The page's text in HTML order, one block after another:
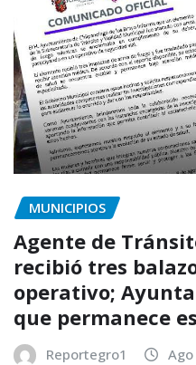
MUNICIPIOS
Agente de
recibió tres
operativo;
que permanece
Reportegro1